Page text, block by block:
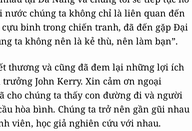
nước chúng ta không chỉ là liên quan đến
binh trong chiến tranh, đã đến gặp Đại
ta không nên là kẻ thù, nên làm bạn”.
thương và cũng đã đem lại những lợi ích
John Kerry. Xin cảm ơn ngoại
chúng ta thấy con đường đi và người
hòa bình. Chúng ta trở nên gần gũi nhau
viên, học giả nghiên cứu với nhau.